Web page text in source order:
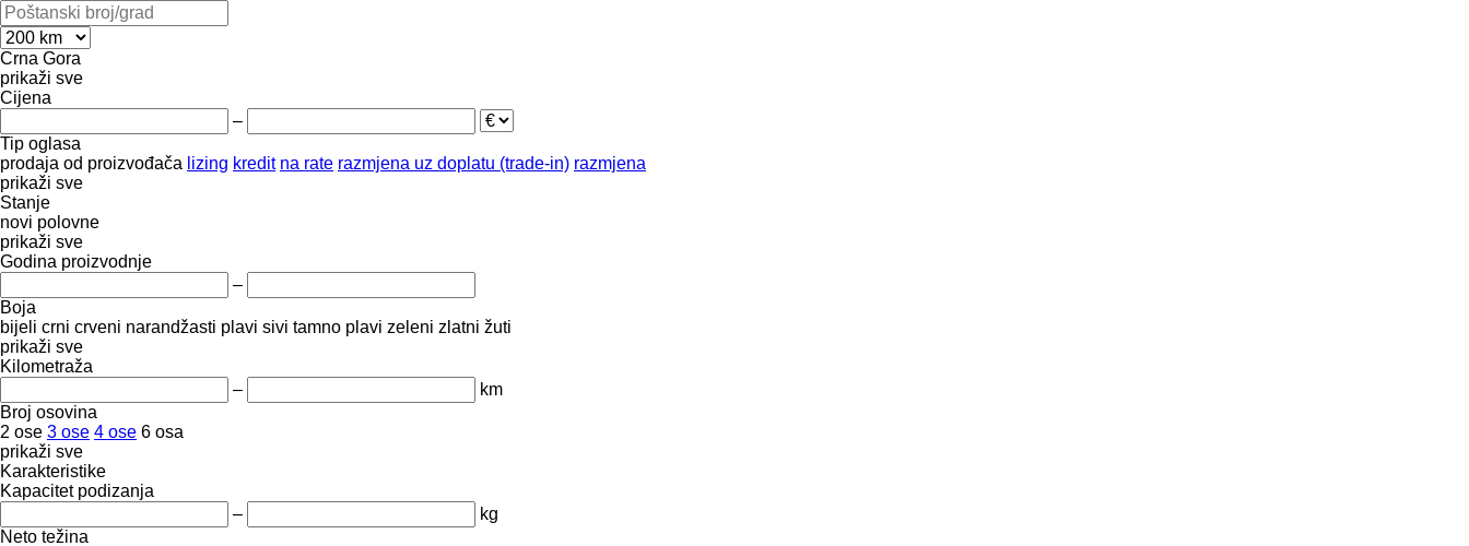
Crna Gora
prikaži sve
Cijena
–
Tip oglasa
prodaja od proizvođača lizing kredit na rate razmjena uz doplatu (trade-in) razmjena
prikaži sve
Stanje
novi polovne
prikaži sve
Godina proizvodnje
–
Boja
bijeli crni crveni narandžasti plavi sivi tamno plavi zeleni zlatni žuti
prikaži sve
Kilometraža
–
km
Broj osovina
2 ose 3 ose 4 ose 6 osa
prikaži sve
Karakteristike
Kapacitet podizanja
–
kg
Neto težina